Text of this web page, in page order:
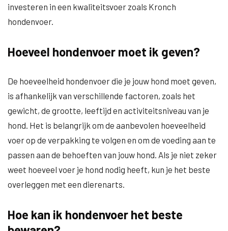
investeren in een kwaliteitsvoer zoals Kronch
hondenvoer.
Hoeveel hondenvoer moet ik geven?
De hoeveelheid hondenvoer die je jouw hond moet geven,
is afhankelijk van verschillende factoren, zoals het
gewicht, de grootte, leeftijd en activiteitsniveau van je
hond. Het is belangrijk om de aanbevolen hoeveelheid
voer op de verpakking te volgen en om de voeding aan te
passen aan de behoeften van jouw hond. Als je niet zeker
weet hoeveel voer je hond nodig heeft, kun je het beste
overleggen met een dierenarts.
Hoe kan ik hondenvoer het beste